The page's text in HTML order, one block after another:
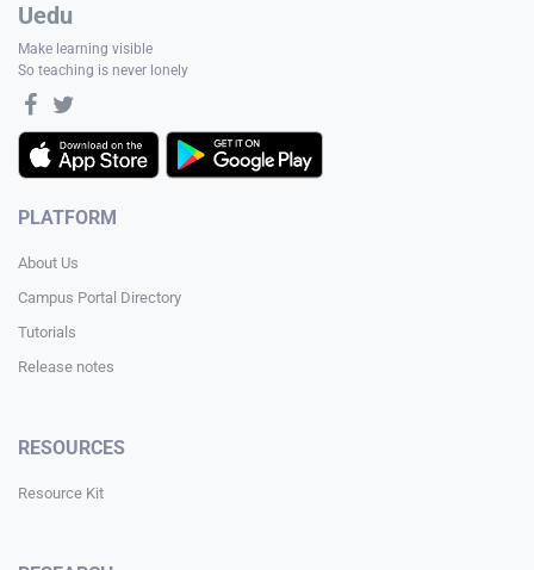
Uedu
Make learning visible
So teaching is never lonely
PLATFORM
About Us
Campus Portal Directory
Tutorials
Release notes
RESOURCES
Resource Kit